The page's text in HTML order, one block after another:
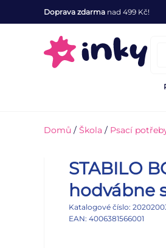
Doprava zdarma nad 499 Kč!
Domů / Škola / Psací
STABILO
hodvábne
Katalogové číslo:
EAN: 4006381566001